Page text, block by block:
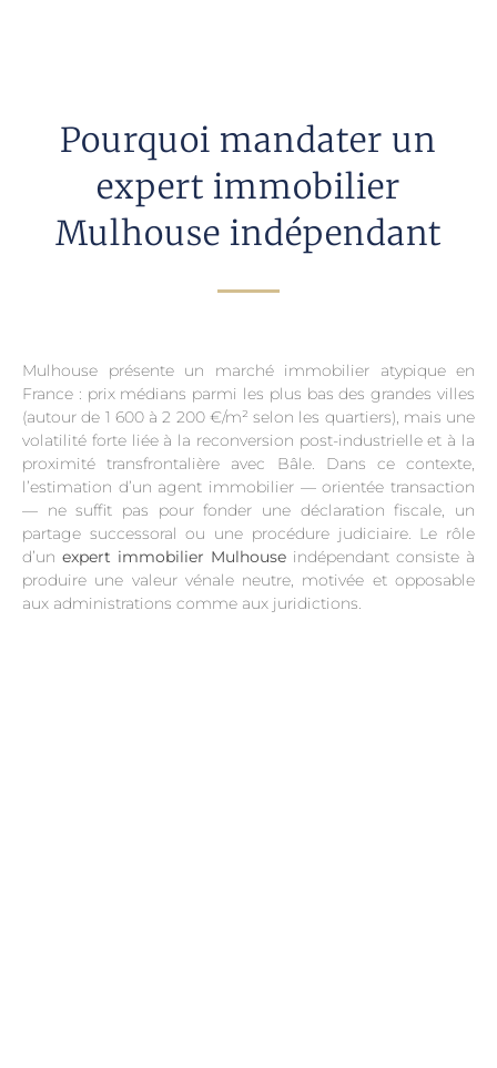
Pourquoi mandater un
expert immobilier
Mulhouse indépendant
Mulhouse présente un marché immobilier atypique en
France : prix médians parmi les plus bas des grandes villes
(autour de 1 600 à 2 200 €/m² selon les quartiers), mais une
volatilité forte liée à la reconversion post-industrielle et à la
proximité transfrontalière avec Bâle. Dans ce contexte,
l’estimation d’un agent immobilier — orientée transaction
— ne suffit pas pour fonder une déclaration fiscale, un
partage successoral ou une procédure judiciaire. Le rôle
d’un expert immobilier Mulhouse indépendant consiste à
produire une valeur vénale neutre, motivée et opposable
aux administrations comme aux juridictions.